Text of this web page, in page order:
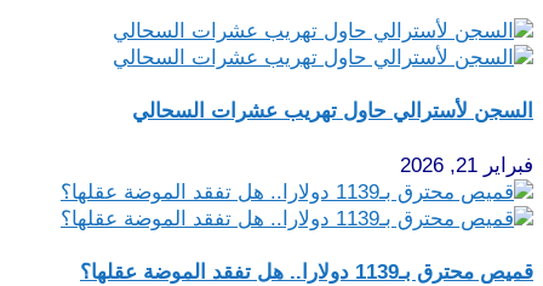
السجن لأسترالي حاول تهريب عشرات السحالي
فبراير 21, 2026
قميص محترق بـ1139 دولارا.. هل تفقد الموضة عقلها؟